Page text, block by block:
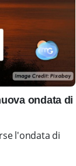
ondata di
l'ondata di